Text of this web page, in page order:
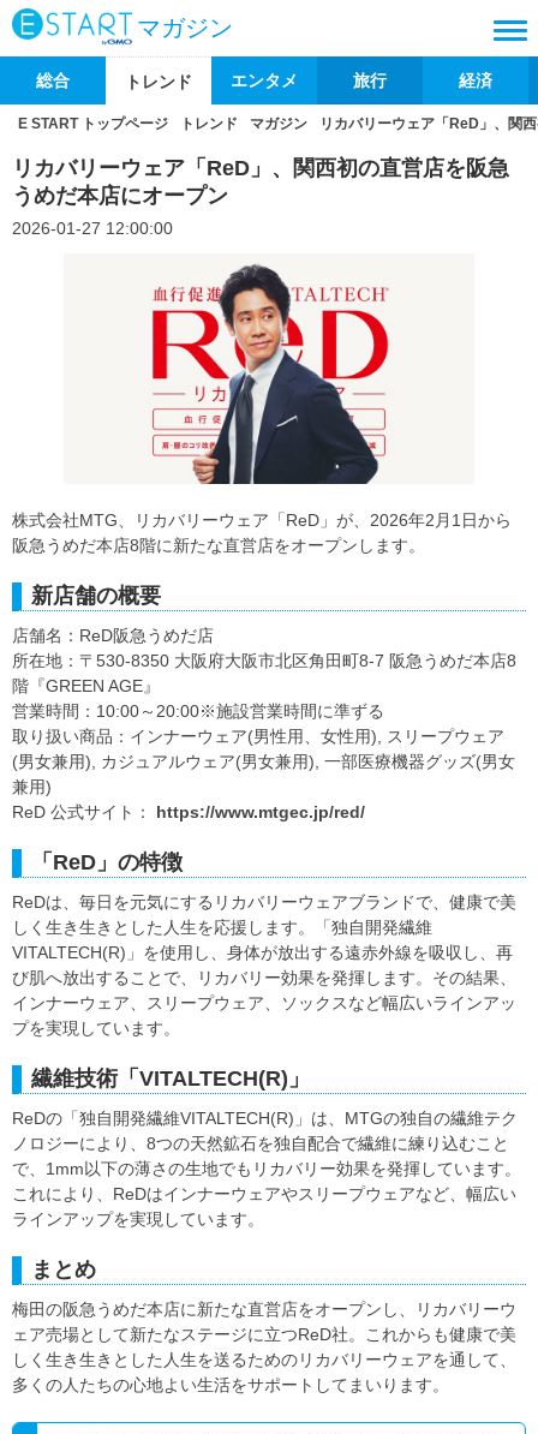
マガジン
総合 トレンド エンタメ 旅行 経済
E START トップページ トレンド マガジン リカバリーウェア「ReD」、関
リカバリーウェア「ReD」、関西初の直営店を阪急
うめだ本店にオープン
2026-01-27 12:00:00
株式会社MTG、リカバリーウェア「ReD」が、2026年2月1日から
阪急うめだ本店8階に新たな直営店をオープンします。
新店舗の概要
店舗名：ReD阪急うめだ店
所在地：〒530-8350 大阪府大阪市北区角田町8-7 阪急うめだ本店8
階『GREEN AGE』
営業時間：10:00～20:00※施設営業時間に準ずる
取り扱い商品：インナーウェア(男性用、女性用), スリープウェア
(男女兼用), カジュアルウェア(男女兼用), 一部医療機器グッズ(男女
兼用)
ReD 公式サイト： https://www.mtgec.jp/red/
「ReD」の特徴
ReDは、毎日を元気にするリカバリーウェアブランドで、健康で美
しく生き生きとした人生を応援します。「独自開発繊維
VITALTECH(R)」を使用し、身体が放出する遠赤外線を吸収し、再
び肌へ放出することで、リカバリー効果を発揮します。その結果、
インナーウェア、スリープウェア、ソックスなど幅広いラインアッ
プを実現しています。
繊維技術「VITALTECH(R)」
ReDの「独自開発繊維VITALTECH(R)」は、MTGの独自の繊維テク
ノロジーにより、8つの天然鉱石を独自配合で繊維に練り込むこと
で、1mm以下の薄さの生地でもリカバリー効果を発揮しています。
これにより、ReDはインナーウェアやスリープウェアなど、幅広い
ラインアップを実現しています。
まとめ
梅田の阪急うめだ本店に新たな直営店をオープンし、リカバリーウ
ェア売場として新たなステージに立つReD社。これからも健康で美
しく生き生きとした人生を送るためのリカバリーウェアを通して、
多くの人たちの心地よい生活をサポートしてまいります。